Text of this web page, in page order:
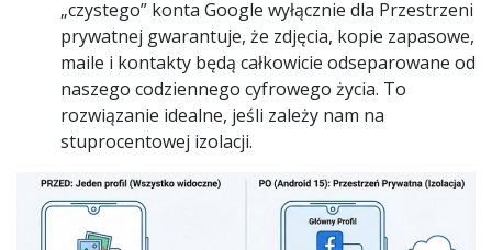
„czystego” konta Google wyłącznie dla Przestrzeni
prywatnej gwarantuje, że zdjęcia, kopie zapasowe,
maile i kontakty będą całkowicie odseparowane od
naszego codziennego cyfrowego życia. To
rozwiązanie idealne, jeśli zależy nam na
stuprocentowej izolacji.